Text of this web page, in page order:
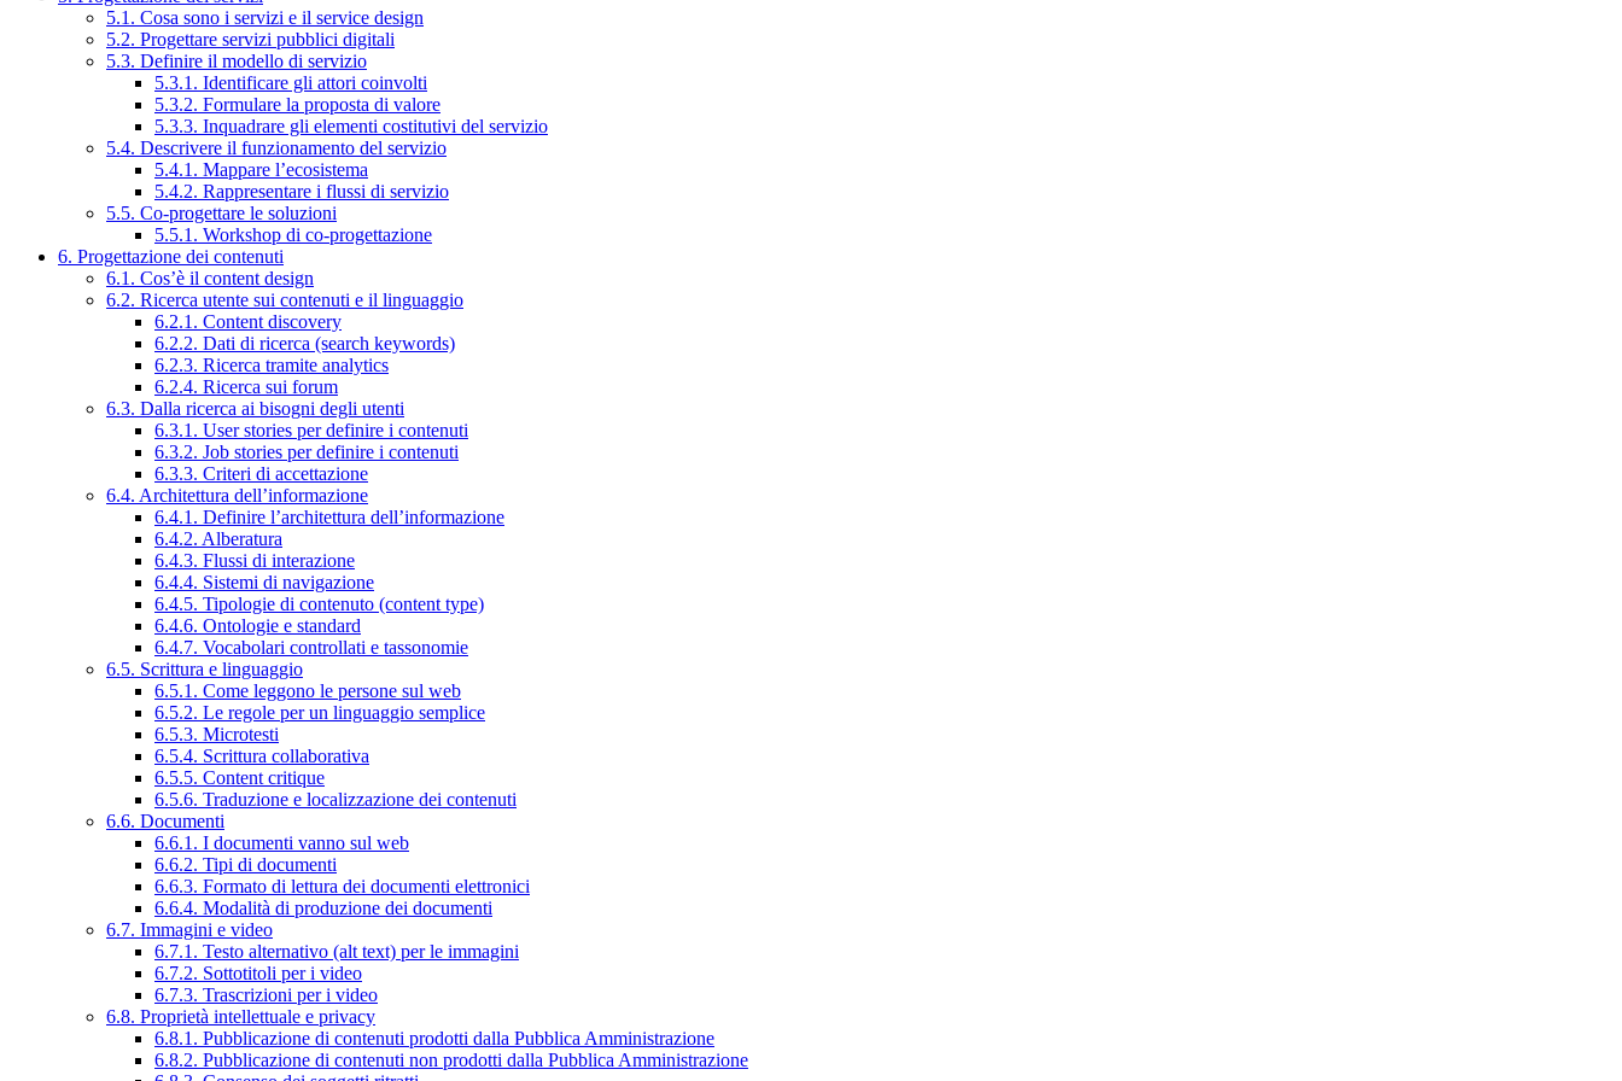
5.1. Cosa sono i servizi e il service design
5.2. Progettare servizi pubblici digitali
5.3. Definire il modello di servizio
5.3.1. Identificare gli attori coinvolti
5.3.2. Formulare la proposta di valore
5.3.3. Inquadrare gli elementi costitutivi del servizio
5.4. Descrivere il funzionamento del servizio
5.4.1. Mappare l’ecosistema
5.4.2. Rappresentare i flussi di servizio
5.5. Co-progettare le soluzioni
5.5.1. Workshop di co-progettazione
6. Progettazione dei contenuti
6.1. Cos’è il content design
6.2. Ricerca utente sui contenuti e il linguaggio
6.2.1. Content discovery
6.2.2. Dati di ricerca (search keywords)
6.2.3. Ricerca tramite analytics
6.2.4. Ricerca sui forum
6.3. Dalla ricerca ai bisogni degli utenti
6.3.1. User stories per definire i contenuti
6.3.2. Job stories per definire i contenuti
6.3.3. Criteri di accettazione
6.4. Architettura dell’informazione
6.4.1. Definire l’architettura dell’informazione
6.4.2. Alberatura
6.4.3. Flussi di interazione
6.4.4. Sistemi di navigazione
6.4.5. Tipologie di contenuto (content type)
6.4.6. Ontologie e standard
6.4.7. Vocabolari controllati e tassonomie
6.5. Scrittura e linguaggio
6.5.1. Come leggono le persone sul web
6.5.2. Le regole per un linguaggio semplice
6.5.3. Microtesti
6.5.4. Scrittura collaborativa
6.5.5. Content critique
6.5.6. Traduzione e localizzazione dei contenuti
6.6. Documenti
6.6.1. I documenti vanno sul web
6.6.2. Tipi di documenti
6.6.3. Formato di lettura dei documenti elettronici
6.6.4. Modalità di produzione dei documenti
6.7. Immagini e video
6.7.1. Testo alternativo (alt text) per le immagini
6.7.2. Sottotitoli per i video
6.7.3. Trascrizioni per i video
6.8. Proprietà intellettuale e privacy
6.8.1. Pubblicazione di contenuti prodotti dalla Pubblica Amministrazione
6.8.2. Pubblicazione di contenuti non prodotti dalla Pubblica Amministrazione